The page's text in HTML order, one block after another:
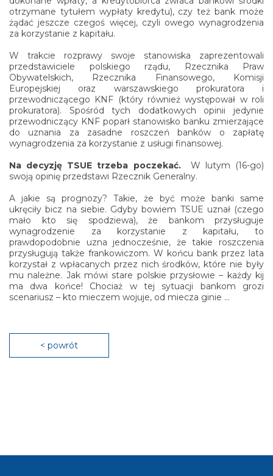
otrzymane tytułem wypłaty kredytu), czy też bank może
żądać jeszcze czegoś więcej, czyli owego wynagrodzenia
za korzystanie z kapitału.
W trakcie rozprawy swoje stanowiska zaprezentowali
przedstawiciele polskiego rządu, Rzecznika Praw
Obywatelskich, Rzecznika Finansowego, Komisji
Europejskiej oraz warszawskiego prokuratora i
przewodniczącego KNF (który również występował w roli
prokuratora). Spośród tych dodatkowych opinii jedynie
przewodniczący KNF poparł stanowisko banku zmierzające
do uznania za zasadne roszczeń banków o zapłatę
wynagrodzenia za korzystanie z usługi finansowej.
Na decyzję TSUE trzeba poczekać.
W lutym (16-go)
swoją opinię przedstawi Rzecznik Generalny.
A jakie są prognozy? Takie, że być może banki same
ukręciły bicz na siebie. Gdyby bowiem TSUE uznał (czego
mało kto się spodziewa), że bankom przysługuje
wynagrodzenie za korzystanie z kapitału, to
prawdopodobnie uzna jednocześnie, że takie roszczenia
przysługują także frankowiczom. W końcu bank przez lata
korzystał z wpłacanych przez nich środków, które nie były
mu należne. Jak mówi stare polskie przysłowie – każdy kij
ma dwa końce! Chociaż w tej sytuacji bankom grozi
scenariusz – kto mieczem wojuje, od miecza ginie …
< powrót